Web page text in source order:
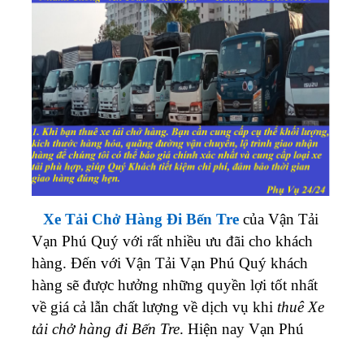
Xe Tải Chở Hàng Đi Bến Tre của Vận Tải
Vạn Phú Quý với rất nhiều ưu đãi cho khách
hàng. Đến với Vận Tải Vạn Phú Quý khách
hàng sẽ được hưởng những quyền lợi tốt nhất
về giá cả lẫn chất lượng về dịch vụ khi thuê Xe
tải chở hàng đi Bến Tre. Hiện nay Vạn Phú